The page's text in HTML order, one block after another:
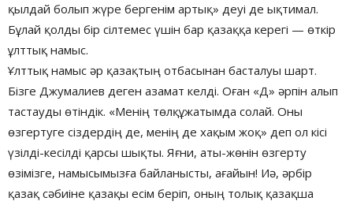
қылдай болып жүре бергенім артық» деуі де ықтимал.
Бұлай қолды бір сілтемес үшін бар қазаққа керегі — өткір
ұлттық намыс.
Ұлттық намыс әр қазақтың отбасынан басталуы шарт.
Бізге Джумалиев деген азамат келді. Оған «Д» әрпін алып
тастауды өтіндік. «Менің төлқұжатымда солай. Оны
өзгертуге сіздердің де, менің де хақым жоқ» деп ол кісі
үзілді-кесілді қарсы шықты. Яғни, аты-жөнін өзгерту
өзімізге, намысымызға байланысты, ағайын! Иә, әрбір
қазақ сәбиіне қазақы есім беріп, оның толық қазақша